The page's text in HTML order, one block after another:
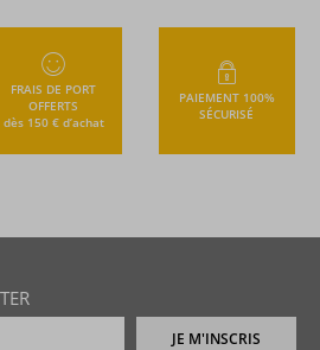
FRAIS DE PORT
OFFERTS
dès 150 € d’achat
PAIEMENT 100%
SÉCURISÉ
JE M'INSCRIS